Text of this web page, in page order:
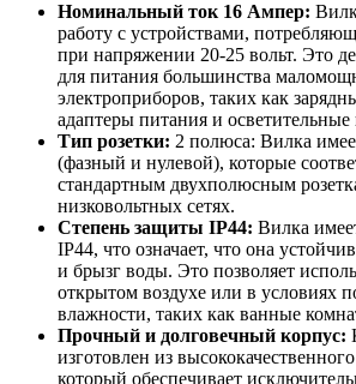
Номинальный ток 16 Ампер:
работу с устройствами,
при напряжении 20-25 вольт. Это
для питания большинства
электроприборов, таких как
адаптеры питания и
Тип розетки: 2 полюса: Вилка
(фазный и нулевой), которые
стандартным двухполюсным
низковольтных сетях.
Степень защиты IP44: Вилка
IP44, что означает, что она
и брызг воды. Это позволяет
открытом воздухе или в условиях
влажности, таких как ванные
Прочный и долговечный корпус:
изготовлен из
который обеспечивает